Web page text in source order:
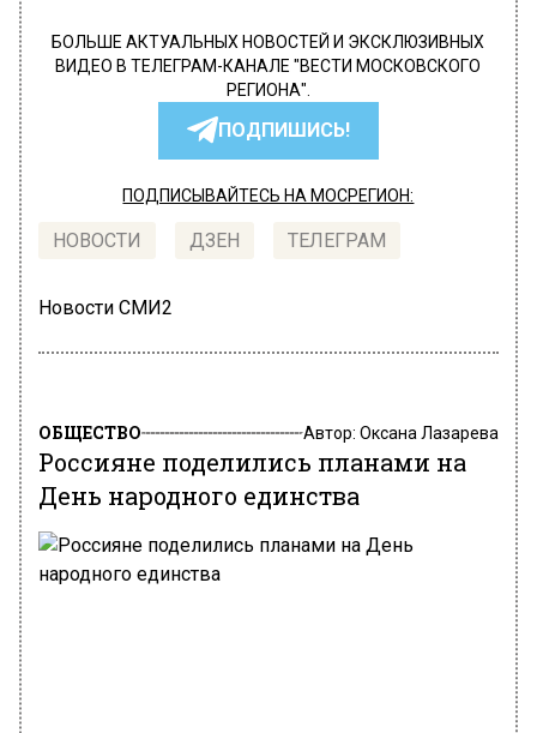
БОЛЬШЕ АКТУАЛЬНЫХ НОВОСТЕЙ И ЭКСКЛЮЗИВНЫХ
ВИДЕО В ТЕЛЕГРАМ-КАНАЛЕ "ВЕСТИ МОСКОВСКОГО
РЕГИОНА".
ПОДПИШИСЬ!
ПОДПИСЫВАЙТЕСЬ НА МОСРЕГИОН:
НОВОСТИ ДЗЕН ТЕЛЕГРАМ
Новости СМИ2
ОБЩЕСТВО Автор: Оксана Лазарева
Россияне поделились планами на
День народного единства